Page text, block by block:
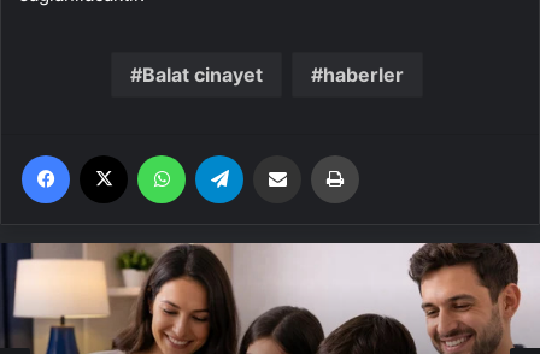
Balat cinayet haberler
Facebook WhatsApp Email'den paylaş